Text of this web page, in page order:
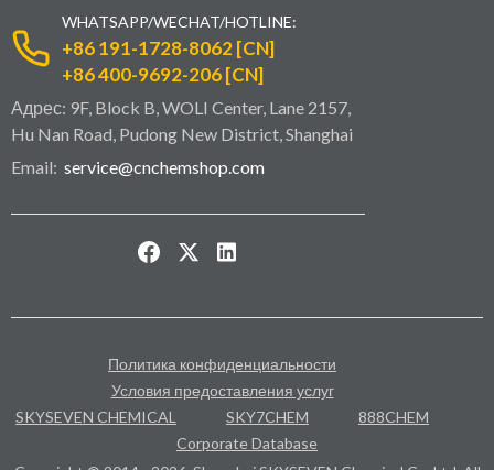
WHATSAPP/WECHAT/HOTLINE:
+86 191-1728-8062 [CN]
+86 400-9692-206 [CN]
Адрес: 9F, Block B, WOLI Center, Lane 2157,
Hu Nan Road, Pudong New District, Shanghai
Email: service@cnchemshop.com
Политика конфиденциальности
Условия предоставления услуг
SKYSEVEN CHEMICAL
SKY7CHEM
888CHEM
Corporate Database